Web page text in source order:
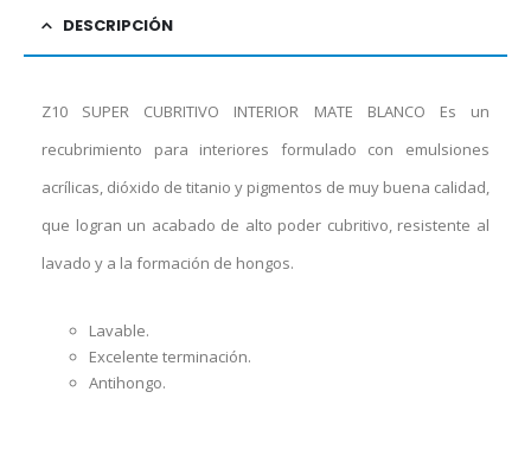
DESCRIPCIÓN
Z10 SUPER CUBRITIVO INTERIOR MATE BLANCO Es un
recubrimiento para interiores formulado con emulsiones
acrílicas, dióxido de titanio y pigmentos de muy buena calidad,
que logran un acabado de alto poder cubritivo, resistente al
lavado y a la formación de hongos.
Lavable.
Excelente terminación.
Antihongo.